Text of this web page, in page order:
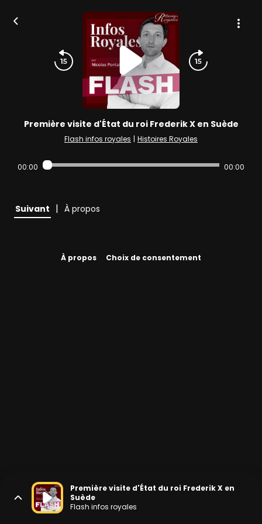
Première visite d'État du roi Frederik X en Suède
Flash infos royales | Histoires Royales
00:00 00:00
Suivant | À propos
À propos Choix de consentement
Première visite d'État du roi Frederik X en
Suède
Flash infos royales